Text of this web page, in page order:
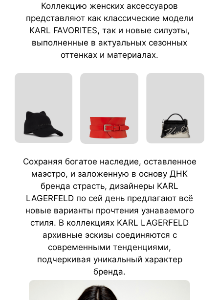
Коллекцию женских аксессуаров
представляют как классические модели
KARL FAVORITES, так и новые силуэты,
выполненные в актуальных сезонных
оттенках и материалах.
Сохраняя богатое наследие, оставленное
маэстро, и заложенную в основу ДНК
бренда страсть, дизайнеры KARL
LAGERFELD по сей день предлагают всё
новые варианты прочтения узнаваемого
стиля. В коллекциях KARL LAGERFELD
архивные эскизы соединяются с
современными тенденциями,
подчеркивая уникальный характер
бренда.